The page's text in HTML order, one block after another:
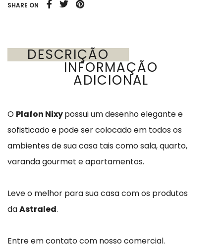
SHARE ON
DESCRIÇÃO
INFORMAÇÃO
ADICIONAL
O Plafon Nixypossui um desenho elegante e
sofisticado e pode ser colocado em todos os
ambientes de sua casa tais como sala, quarto,
varanda gourmet e apartamentos.
Leve o melhor para sua casa com os produtos
daAstraled.
Entre em contato com nosso comercial.